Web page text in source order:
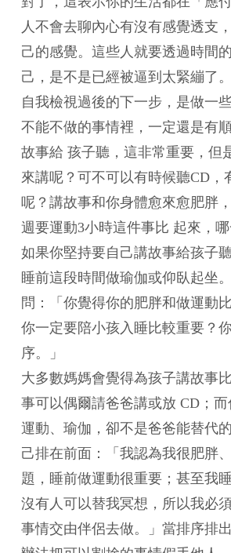
人不會去聊內心有沒有感覺透支
己的感覺。這些人就要透過時間
己，是不是已經被逼到太緊繃了。
自我檢視過後的下一步，是做一
不能不做的事情裡，一定還是有
故事給 孩子聽，這非常重要，但
來講呢？可不可以有時候聽CD，
呢？講故事和你身體愈來愈肥胖
週要運動3小時這件事比 起來，
如果你堅持要自己講故事給孩子
睡前這段時間做瑜伽或仰臥起坐
問：「你覺得你的肥胖和做運動
你一定要陪小孩入睡比較重要？
序。」
大多數媽媽會覺得為孩子講故事
事可以偶爾請爸爸講或放 CD；
運動、瑜伽，卻不是爸爸能替代
己排在前面：「我認為我很肥胖
題，睡前做運動很重要；甚至我
沒有人可以替我冥想，所以我必
事情交由伴侶去做。」當排序排